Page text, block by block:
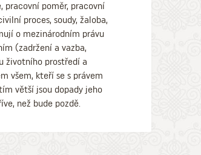
pracovní poměr, pracovní
proces, soudy, žaloba,
o mezinárodním právu
(zadržení a vazba,
životního prostředí a
všem, kteří se s právem
větší jsou dopady jeho
než bude pozdě.